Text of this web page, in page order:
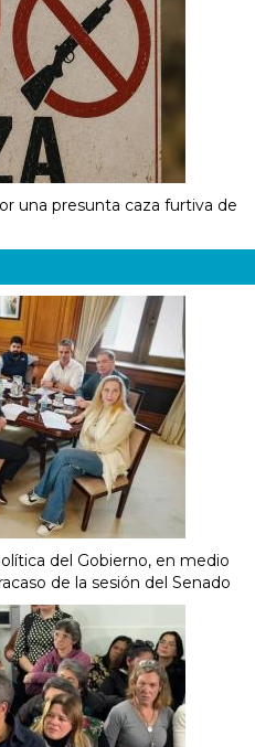
una presunta caza furtiva de
del Gobierno, en medio
de la sesión del Senado